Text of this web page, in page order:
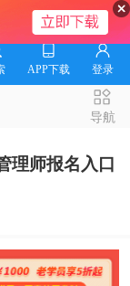
APP下载 登录
导航
理师报名入口